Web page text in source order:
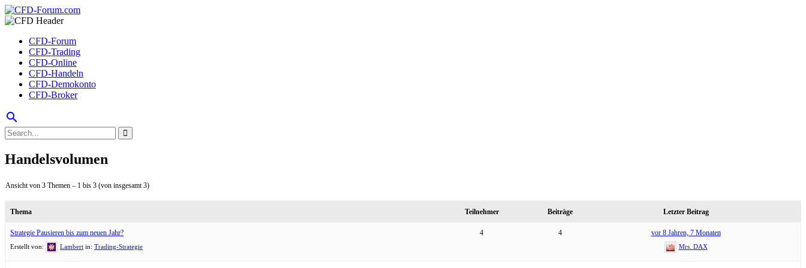
CFD-Forum
CFD-Trading
CFD-Online
CFD-Handeln
CFD-Demokonto
CFD-Broker
search
Handelsvolumen
Ansicht von 3 Themen – 1 bis 3 (von insgesamt 3)
Thema Teilnehmer Beiträge Letzter Beitrag
Strategie Pausieren bis zum neuen Jahr?
Erstellt von: Lambert in: Trading-Strategie
4 4 vor 8 Jahren, 7 Monaten
Mrs. DAX